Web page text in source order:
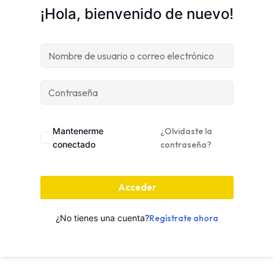
¡Hola, bienvenido de nuevo!
Mantenerme
conectado
¿Olvidaste la
contraseña?
Acceder
¿No tienes una cuenta?Regístrate ahora